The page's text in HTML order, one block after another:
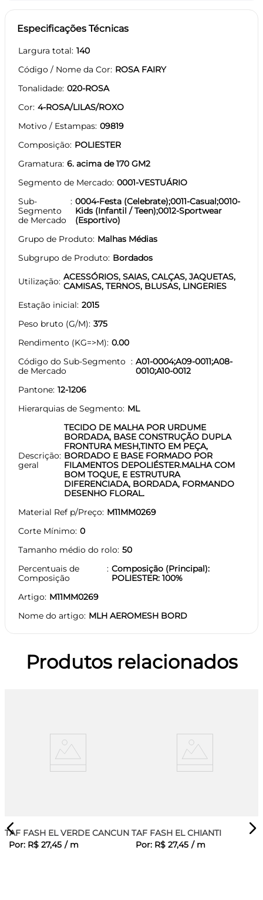
Especificações Técnicas
Largura total 140
Código / Nome da Cor ROSA FAIRY
Tonalidade 020-ROSA
Cor 4-ROSA/LILAS/ROXO
Motivo / Estampas 09819
Composição POLIESTER
Gramatura 6. acima de 170 GM2
Segmento de Mercado 0001-VESTUÁRIO
Sub-
Segmento
de Mercado
0004-Festa (Celebrate);0011-Casual;0010-
Kids (Infantil / Teen);0012-Sportwear
(Esportivo)
Grupo de Produto Malhas Médias
Subgrupo de Produto Bordados
Utilização ACESSÓRIOS, SAIAS, CALÇAS, JAQUETAS,
CAMISAS, TERNOS, BLUSAS, LINGERIES
Estação inicial 2015
Peso bruto (G/M) 375
Rendimento (KG=>M) 0.00
Código do Sub-Segmento
de Mercado
A01-0004;A09-0011;A08-
0010;A10-0012
Pantone 12-1206
Hierarquias de Segmento ML
Descrição
geral
TECIDO DE MALHA POR URDUME
BORDADA, BASE CONSTRUÇÃO DUPLA
FRONTURA MESH,TINTO EM PEÇA,
BORDADO E BASE FORMADO POR
FILAMENTOS DEPOLIÉSTER.MALHA COM
BOM TOQUE, E ESTRUTURA
DIFERENCIADA, BORDADA, FORMANDO
DESENHO FLORAL.
Material Ref p/Preço M11MM0269
Corte Mínimo 0
Tamanho médio do rolo 50
Percentuais de
Composição
Composição (Principal):
POLIESTER: 100%
Artigo M11MM0269
Nome do artigo MLH AEROMESH BORD
Produtos relacionados
TAF FASH EL VERDE CANCUN
Por: R$ 27,45 / m
TAF FASH EL CHIANTI
Por: R$ 27,45 / m